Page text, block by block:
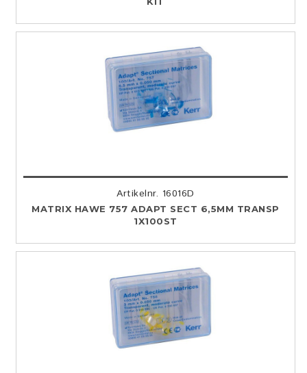
Artikelnr. 16016D
MATRIX HAWE 757 ADAPT SECT 6,5MM TRANSP
1X100ST